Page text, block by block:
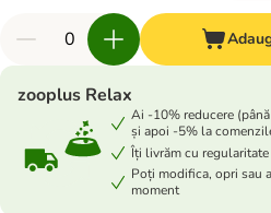
zooplus Relax
Ai -10% reducere
și apoi -5% la
Îți livrăm cu regularitate
Poți modifica, opri sau
moment